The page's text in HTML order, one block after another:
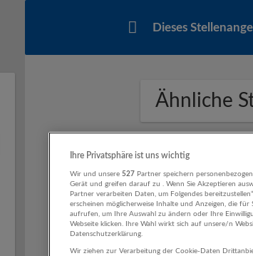
Dieses
Ähnliche
Empfohlene
Ihre Privatsphäre ist uns wichtig
Wir und unsere 527 Partner speichern
Gerät und greifen darauf zu . Wenn Sie Akzeptieren
Partner verarbeiten Daten, um Folgendes
erscheinen möglicherweise Inhalte und Anzeigen, die
aufrufen, um Ihre Auswahl zu ändern oder Ihre
Webseite klicken. Ihre Wahl wirkt sich auf unsere/n
Datenschutzerklärung.
Wir ziehen zur Verarbeitung der Cookie-Daten